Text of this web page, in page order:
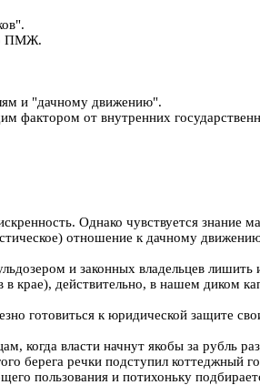
ПМЖ.
и "дачному движению".
фактором от внутренних
Однако чувствуется знание
отношение к дачному
и законных владельцев
действительно, в нашем диком
готовиться к юридической защите
власти начнут якобы за рубль
берега речки подступил коттеджный
пользования и потихоньку